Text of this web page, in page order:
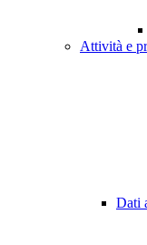
Attività e
Dati